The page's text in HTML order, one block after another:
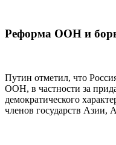
Реформа ООН и
Путин отметил, что
ООН, в частности за
демократического
членов государств